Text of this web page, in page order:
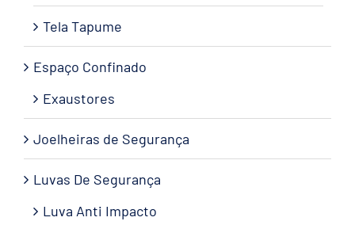
Tela Tapume
Espaço Confinado
Exaustores
Joelheiras de Segurança
Luvas De Segurança
Luva Anti Impacto